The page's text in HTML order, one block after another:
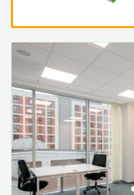
Sale
Meeting
a
Firenze
Coworking
in affitto su
Via Cipro,
Brescia
Affitto
Ufficio
Coworking
a Vicenza